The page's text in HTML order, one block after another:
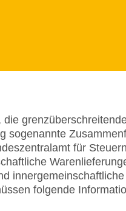
die
sogenannte
für
folgende